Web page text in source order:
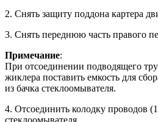
2. Снять защиту поддона картера
3. Снять переднюю часть правого
Примечание:
При отсоединении подводящего
жиклера поставить емкость для
из бачка стеклоомывателя.
4. Отсоединить колодку проводов
стеклоомывателя.